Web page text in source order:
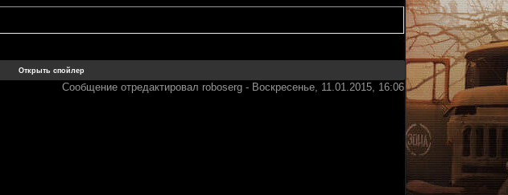
Сообщение отредактировал roboserg - Воскресенье, 11.01.2015, 16:06